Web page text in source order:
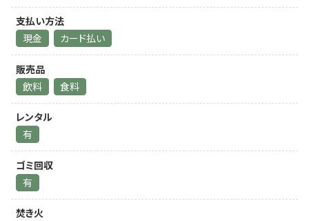
支払い方法
現金
カード払い
販売品
飲料
食料
レンタル
有
ゴミ回収
有
焚き火